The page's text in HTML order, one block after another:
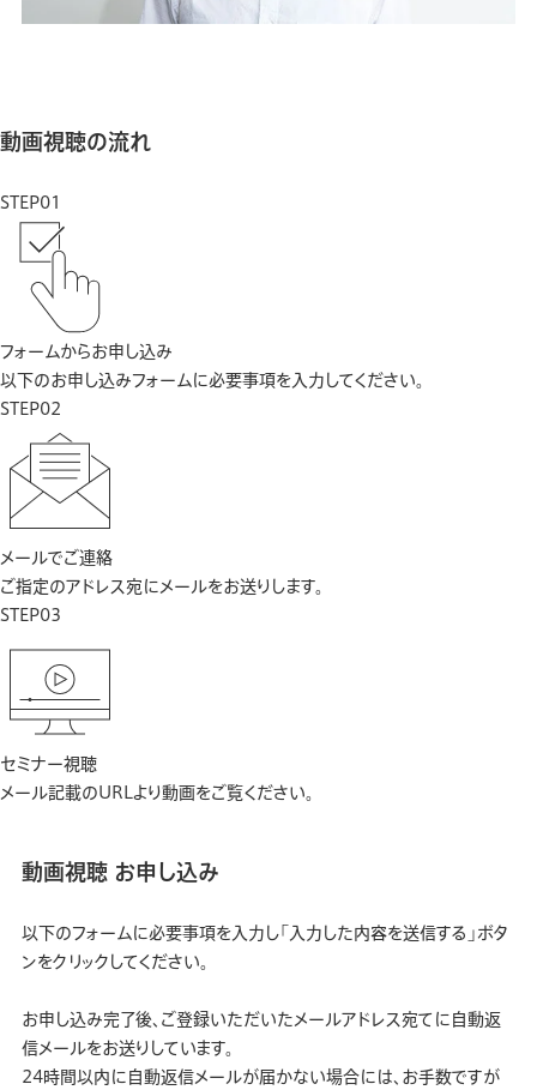
動画視聴の流れ
STEP01
フォームからお申し込み
以下のお申し込みフォームに必要事項を入力してください。
STEP02
メールでご連絡
ご指定のアドレス宛にメールをお送りします。
STEP03
セミナー視聴
メール記載のURLより動画をご覧ください。
動画視聴 お申し込み
以下のフォームに必要事項を入力し「入力した内容を送信する」ボタ
ンをクリックしてください。
お申し込み完了後、ご登録いただいたメールアドレス宛てに自動返
信メールをお送りしています。
24時間以内に自動返信メールが届かない場合には、お手数ですが